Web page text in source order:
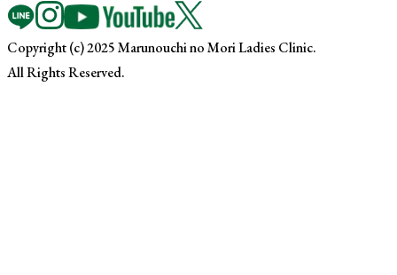
Copyright (c) 2025 Marunouchi no Mori Ladies Clinic.
All Rights Reserved.